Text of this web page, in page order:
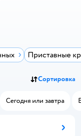
Приставные
Сортировка
Сегодня или завтра